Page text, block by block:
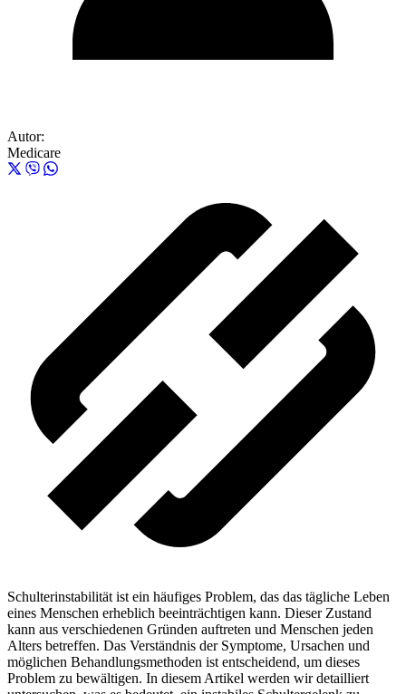
Autor:
Medicare
Schulterinstabilität ist ein häufiges Problem, das das tägliche Leben
eines Menschen erheblich beeinträchtigen kann. Dieser Zustand
kann aus verschiedenen Gründen auftreten und Menschen jeden
Alters betreffen. Das Verständnis der Symptome, Ursachen und
möglichen Behandlungsmethoden ist entscheidend, um dieses
Problem zu bewältigen. In diesem Artikel werden wir detailliert